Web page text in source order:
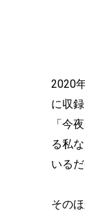
2020
に収
「今
る私
いる
その